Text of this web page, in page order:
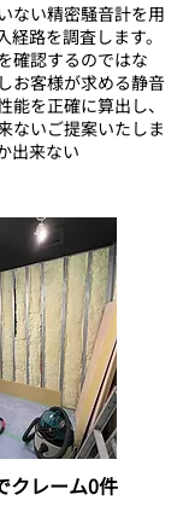
ない精密騒音計を用
路を調査します。
確認するのではな
お客様が求める静音
能を正確に算出し、
ないご提案いたしま
出来ない
クレーム0件